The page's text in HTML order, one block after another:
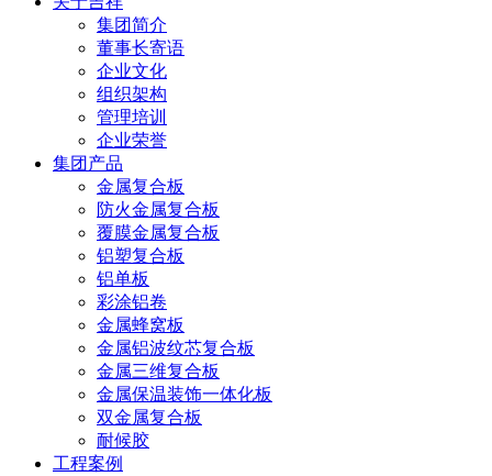
集团简介
董事长寄语
企业文化
组织架构
管理培训
企业荣誉
集团产品
金属复合板
防火金属复合板
覆膜金属复合板
铝塑复合板
铝单板
彩涂铝卷
金属蜂窝板
金属铝波纹芯复合板
金属三维复合板
金属保温装饰一体化板
双金属复合板
耐候胶
工程案例